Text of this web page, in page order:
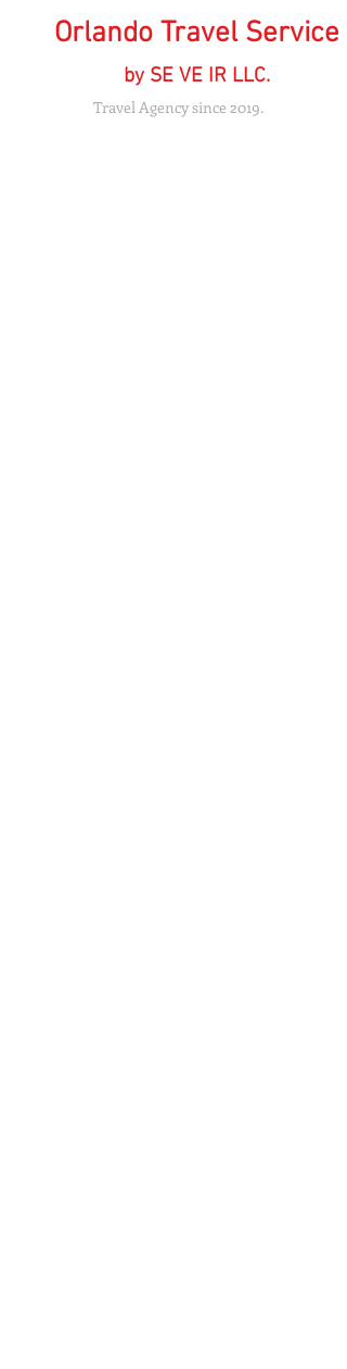
Orlando Travel Service
by SE VE IR LLC.
Travel Agency since 2019.